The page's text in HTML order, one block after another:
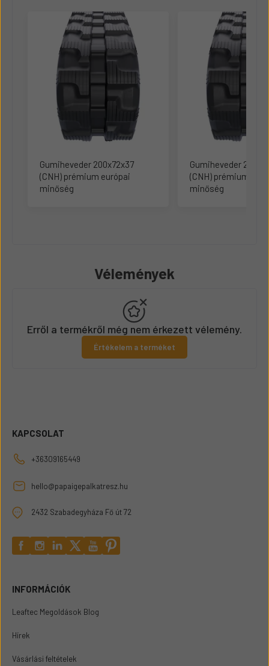
Gumiheveder 200x72x37
(CNH) prémium európai
minőség
Gumiheveder
(CNH) prémium
minőség
Vélemények
Erről a termékről még nem érkezett vélemény.
Értékelem a terméket
KAPCSOLAT
+36309165449
hello@papaigepalkatresz.hu
2432 Szabadegyháza Fő út 72
INFORMÁCIÓK
Leaftec Megoldások Blog
Hírek
Vásárlási feltételek